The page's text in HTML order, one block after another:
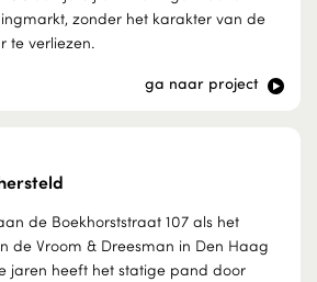
zonder het karakter van de
te verliezen.
ga naar project
de Boekhorststraat 107 als het
de Vroom & Dreesman in Den Haag
jaren heeft het statige pand door